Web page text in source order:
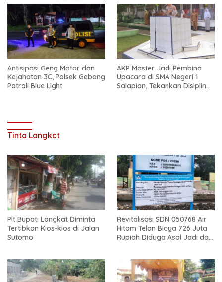
Antisipasi Geng Motor dan
Kejahatan 3C, Polsek Gebang
Patroli Blue Light
AKP Master Jadi Pembina
Upacara di SMA Negeri 1
Salapian, Tekankan Disiplin
Tinta Langkat
Plt Bupati Langkat Diminta
Tertibkan Kios-kios di Jalan
Sutomo
Revitalisasi SDN 050768 Air
Hitam Telan Biaya 726 Juta
Rupiah Diduga Asal Jadi dan